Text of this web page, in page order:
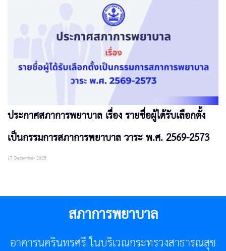
ประกาศสภาการพยาบาล เรื่อง รายชื่อผู้ได้รับเลือกตั้ง
เป็นกรรมการสภาการพยาบาล วาระ พ.ศ. 2569-2573
17 December 2025
สภาการพยาบาล
อาคารนครินทรศรี ในบริเวณกระทรวงสาธารณสุข